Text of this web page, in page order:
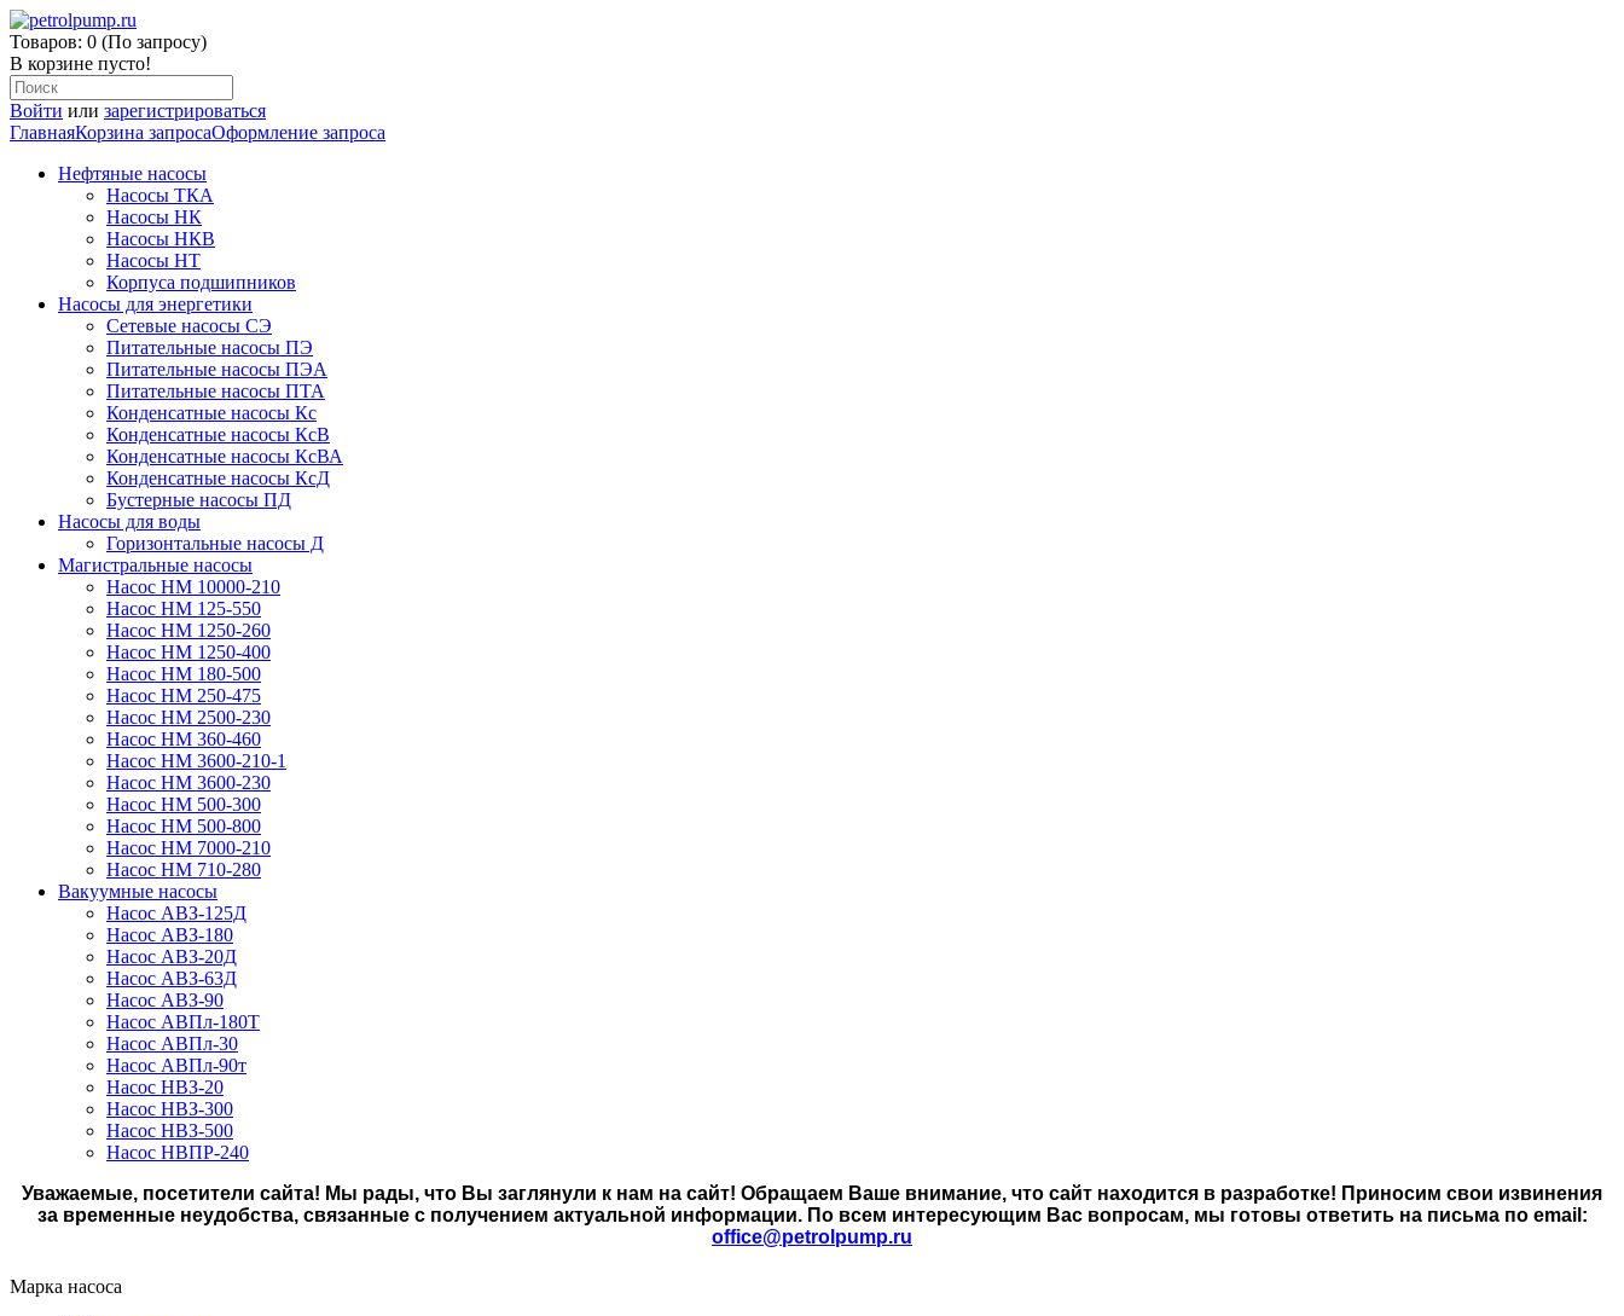
Товаров: 0 (По запросу)
В корзине пусто!
Войти или зарегистрироваться
ГлавнаяКорзина запросаОформление запроса
Нефтяные насосы
Насосы ТКА
Насосы НК
Насосы НКВ
Насосы НТ
Корпуса подшипников
Насосы для энергетики
Сетевые насосы СЭ
Питательные насосы ПЭ
Питательные насосы ПЭА
Питательные насосы ПТА
Конденсатные насосы Кс
Конденсатные насосы КсВ
Конденсатные насосы КсВА
Конденсатные насосы КсД
Бустерные насосы ПД
Насосы для воды
Горизонтальные насосы Д
Магистральные насосы
Насос НМ 10000-210
Насос НМ 125-550
Насос НМ 1250-260
Насос НМ 1250-400
Насос НМ 180-500
Насос НМ 250-475
Насос НМ 2500-230
Насос НМ 360-460
Насос НМ 3600-210-1
Насос НМ 3600-230
Насос НМ 500-300
Насос НМ 500-800
Насос НМ 7000-210
Насос НМ 710-280
Вакуумные насосы
Насос АВЗ-125Д
Насос АВЗ-180
Насос АВЗ-20Д
Насос АВЗ-63Д
Насос АВЗ-90
Насос АВПл-180Т
Насос АВПл-30
Насос АВПл-90т
Насос НВЗ-20
Насос НВЗ-300
Насос НВЗ-500
Насос НВПР-240
Уважаемые, посетители сайта! Мы рады, что Вы заглянули к нам на сайт! Обращаем Ваше внимание, что сайт находится в разработке! Приносим свои извинения
за временные неудобства, связанные с получением актуальной информации. По всем интересующим Вас вопросам, мы готовы ответить на письма по email:
office@petrolpump.ru
Марка насоса